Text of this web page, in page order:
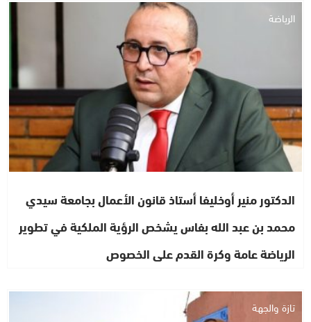
الرياضة
الدكتور منير أوخليفا أستاذ قانون الأعمال بجامعة سيدي
محمد بن عبد الله بفاس يشخص الرؤية الملكية في تطوير
الرياضة عامة وكرة القدم على الخصوص
تازة والجهة